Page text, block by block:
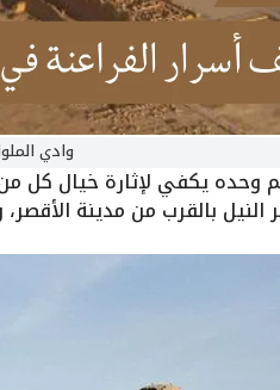
وادي
وحده يكفي لإثارة خيال كل
النيل بالقرب من مدينة